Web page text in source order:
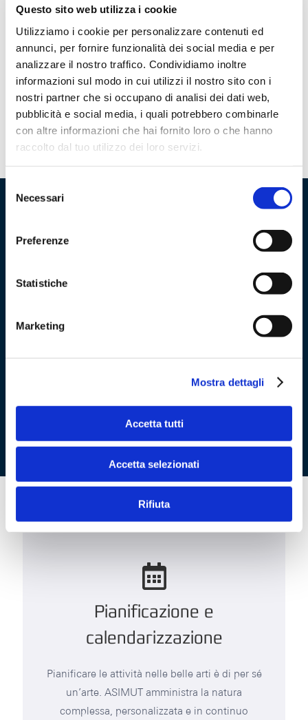
Questo sito web utilizza i cookie
Utilizziamo i cookie per personalizzare contenuti ed
annunci, per fornire funzionalità dei social media e per
analizzare il nostro traffico. Condividiamo inoltre
informazioni sul modo in cui utilizzi il nostro sito con i
nostri partner che si occupano di analisi dei dati web,
pubblicità e social media, i quali potrebbero combinarle
con altre informazioni che hai fornito loro o che hanno
raccolto dal tuo utilizzo dei loro servizi.
delNecessari
Preferenze
Statistiche
Marketing
Mostra dettagli
Accetta tutti
Accetta selezionati
Rifiuta
Aumento della qualità del servizio
Assistete alla crescente soddisfazione di
studenti e staff dovuta alla maggiore
autonomia ed imparzialità.
Prenota una demo
Vuoi scoprire di più su ASIMUT e su cosa può fare
PRENOTA UNA DEMO
Pianificazione e
calendarizzazione
Pianificare le attività nelle belle arti è di per sé
un’arte. ASIMUT amministra la natura
complessa, personalizzata e in continuo